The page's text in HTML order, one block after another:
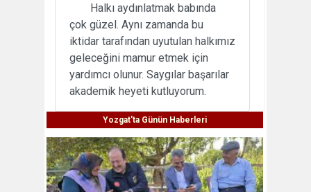
Halkı aydınlatmak babında
çok güzel. Aynı zamanda bu
iktidar tarafından uyutulan halkımız
geleceğini mamur etmek için
yardımcı olunur. Saygılar başarılar
akademik heyeti kutluyorum.
Yozgat'ta Günün Haberleri